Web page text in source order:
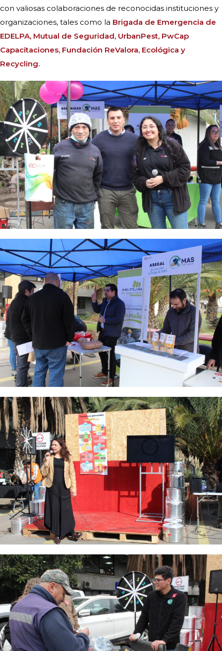
con valiosas colaboraciones de reconocidas instituciones y
organizaciones, tales como la Brigada de Emergencia de
EDELPA, Mutual de Seguridad, UrbanPest, PwCap
Capacitaciones, Fundación ReValora, Ecológica y
Recycling.